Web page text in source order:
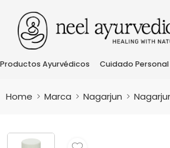
Productos Ayurvédicos Cuidado Personal
Home Marca Nagarjun